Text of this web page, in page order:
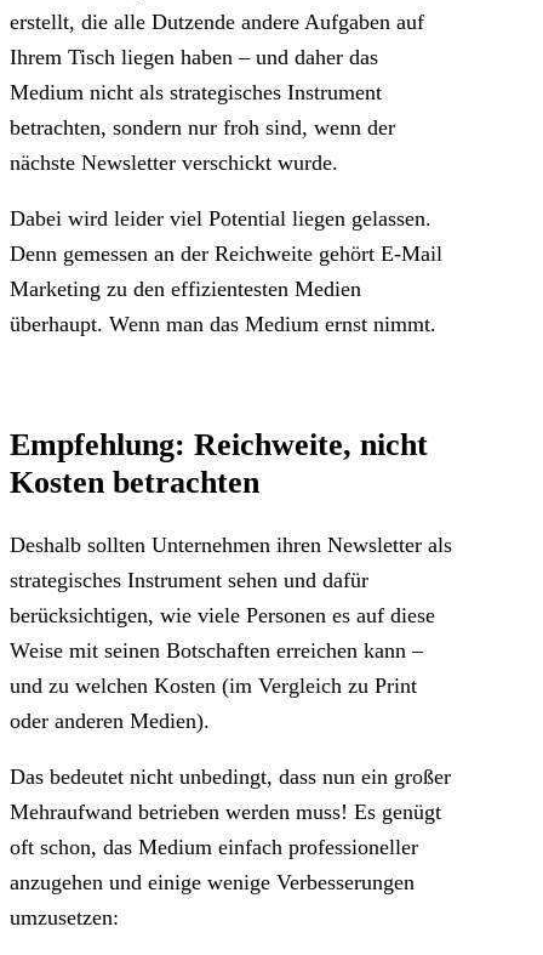
erstellt, die alle Dutzende andere Aufgaben auf
Ihrem Tisch liegen haben – und daher das
Medium nicht als strategisches Instrument
betrachten, sondern nur froh sind, wenn der
nächste Newsletter verschickt wurde.
Dabei wird leider viel Potential liegen gelassen.
Denn gemessen an der Reichweite gehört E-Mail
Marketing zu den effizientesten Medien
überhaupt. Wenn man das Medium ernst nimmt.
Empfehlung: Reichweite, nicht
Kosten betrachten
Deshalb sollten Unternehmen ihren Newsletter als
strategisches Instrument sehen und dafür
berücksichtigen, wie viele Personen es auf diese
Weise mit seinen Botschaften erreichen kann –
und zu welchen Kosten (im Vergleich zu Print
oder anderen Medien).
Das bedeutet nicht unbedingt, dass nun ein großer
Mehraufwand betrieben werden muss! Es genügt
oft schon, das Medium einfach professioneller
anzugehen und einige wenige Verbesserungen
umzusetzen: